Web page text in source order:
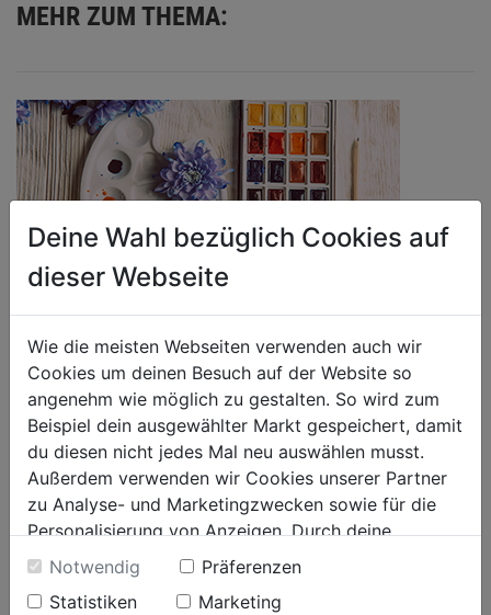
MEHR ZUM THEMA:
AQUARELLMALEREI - LEICHT UND LUFTIG
Allen Aquarell-Maltechniken gemein ist die leichte, luftige und gern
flüchtige Wirkung der Farben. Die Techniken sind vielfältig, auch
Mischtechnike sind beliebt: Tusche, Kreide, Kohle und Aquarellstifte
werden gerne mit Aquarell kombiniert.
WEITER LESEN
Deine Wahl bezüglich Cookies auf
dieser Webseite
Wie die meisten Webseiten verwenden auch wir
Cookies um deinen Besuch auf der Website so
angenehm wie möglich zu gestalten. So wird zum
Beispiel dein ausgewählter Markt gespeichert, damit
du diesen nicht jedes Mal neu auswählen musst.
Außerdem verwenden wir Cookies unserer Partner
zu Analyse- und Marketingzwecken sowie für die
Personalisierung von Anzeigen. Durch deine
Einwilligung werden die Daten von Drittanbieter,
unter anderem auch in den USA, verarbeitet.
Durch Klick auf "Alle Cookies erlauben" stimmst du
Notwendig
Präferenzen
Statistiken
Marketing